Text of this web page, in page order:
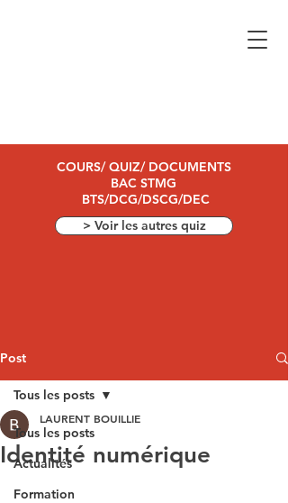
COURS/ QUIZ/ DOCUMENTS
BAC STMG
BTS/DCG/DSCG/DEC
> Voir les autres quiz
Post
Tous les posts
Actualités
Formation
Tous les posts
Identité numérique
LAURENT BOUILLIE